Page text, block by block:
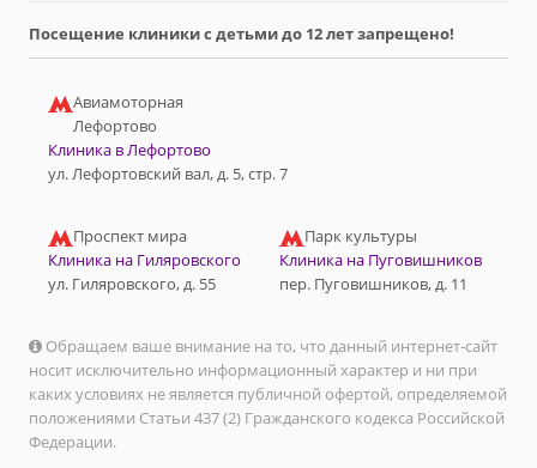
Посещение клиники с детьми до 12 лет запрещено!
Авиамоторная
Лефортово
Клиника в Лефортово
ул. Лефортовский вал, д. 5, стр. 7
Проспект мира
Клиника на Гиляровского
ул. Гиляровского, д. 55
Парк культуры
Клиника на Пуговишников
пер. Пуговишников, д. 11
Обращаем ваше внимание на то, что данный интернет-сайт
носит исключительно информационный характер и ни при
каких условиях не является публичной офертой, определяемой
положениями Статьи 437 (2) Гражданского кодекса Российской
Федерации.